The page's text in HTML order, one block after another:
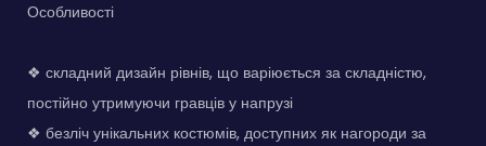
Особливості
❖ складний дизайн рівнів, що варіюється за складністю,
постійно утримуючи гравців у напрузі
❖ безліч унікальних костюмів, доступних як нагороди за